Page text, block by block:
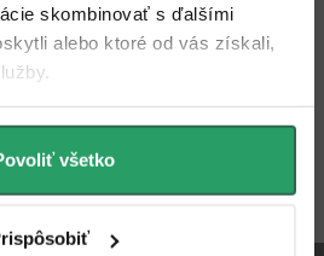
skombinovať s ďalšími
alebo ktoré od vás získali,
všetko
newsletter
spodmienkami ochrany osobných
ODOBERAŤ